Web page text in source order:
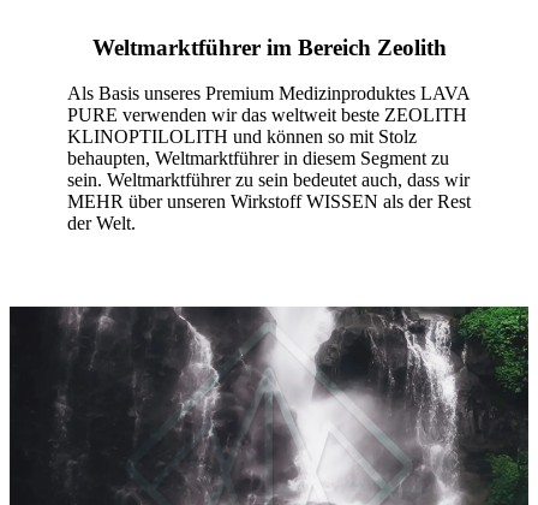
Weltmarktführer im Bereich Zeolith
Als Basis unseres Premium Medizinproduktes LAVA
PURE verwenden wir das weltweit beste ZEOLITH
KLINOPTILOLITH und können so mit Stolz
behaupten, Weltmarktführer in diesem Segment zu
sein. Weltmarktführer zu sein bedeutet auch, dass wir
MEHR über unseren Wirkstoff WISSEN als der Rest
der Welt.